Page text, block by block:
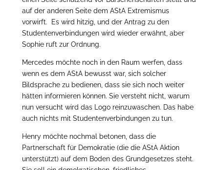
auf der anderen Seite dem AStA Extremismus
vorwirft. Es wird hitzig, und der Antrag zu den
Studentenverbindungen wird wieder erwähnt, aber
Sophie ruft zur Ordnung.
Mercedes möchte noch in den Raum werfen, dass
wenn es dem AStA bewusst war, sich solcher
Bildsprache zu bedienen, dass sie sich noch weiter
hätten informieren können. Sie versteht nicht, warum
nun versucht wird das Logo reinzuwaschen. Das habe
auch nichts mit Studentenverbindungen zu tun.
Henry möchte nochmal betonen, dass die
Partnerschaft für Demokratie (die die AStA Aktion
unterstützt) auf dem Boden des Grundgesetzes steht.